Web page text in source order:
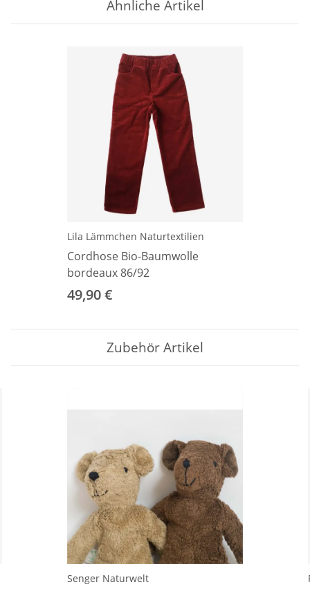
Ähnliche Artikel
Lila Lämmchen Naturtextilien
Cordhose Bio-Baumwolle
bordeaux 86/92
49,90 €
Zubehör Artikel
Senger Naturwelt